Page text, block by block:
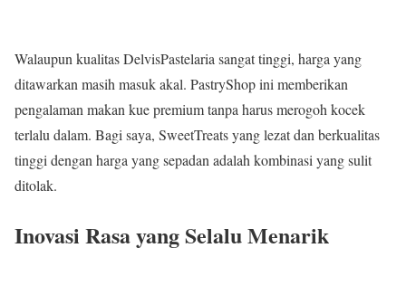
Walaupun kualitas DelvisPastelaria sangat tinggi, harga yang
ditawarkan masih masuk akal. PastryShop ini memberikan
pengalaman makan kue premium tanpa harus merogoh kocek
terlalu dalam. Bagi saya, SweetTreats yang lezat dan berkualitas
tinggi dengan harga yang sepadan adalah kombinasi yang sulit
ditolak.
Inovasi Rasa yang Selalu Menarik